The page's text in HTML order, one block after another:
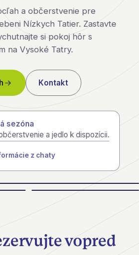
a občerstvenie pre
Nízkych Tatier. Zastavte
si pokoj hôr s
na Vysoké Tatry.
Kontakt
sezóna
a jedlo k dispozícii.
z chaty
vopred